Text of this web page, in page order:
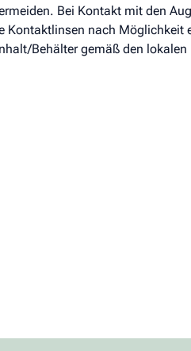
Bei Kontakt mit den
Kontaktlinsen nach Möglichkeit
Behälter gemäß den lokalen